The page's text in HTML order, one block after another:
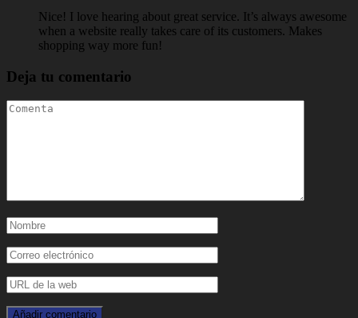
Nice! I love hearing about great service. It’s always awesome
when a website really takes care of its customers. Makes
shopping way more fun!
Deja tu comentario